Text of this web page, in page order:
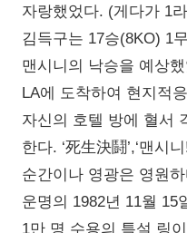
자랑했었다. (게다가 1
김득구는 17승(8KO) 1
맨시니의 낙승을 예상
LA에 도착하여 현지적
자신의 호텔 방에 혈서
한다. ‘死生決鬪’,‘맨시
순간이나 영광은 영원
운명의 1982년 11월 15
1만 명 수용의 특설 링